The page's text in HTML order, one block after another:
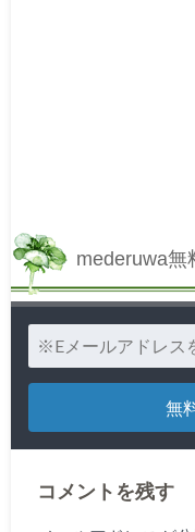
mederuwa無
コメントを残す